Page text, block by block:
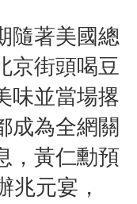
隨著美國總
京街頭喝豆
味並當場撂
成為全網關
， 黃仁勳預
兆元宴，